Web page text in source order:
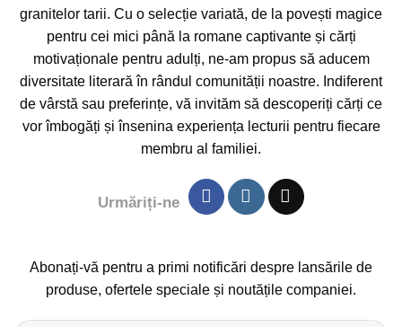
granitelor tarii. Cu o selecție variată, de la povești magice
pentru cei mici până la romane captivante și cărți
motivaționale pentru adulți, ne-am propus să aducem
diversitate literară în rândul comunității noastre. Indiferent
de vârstă sau preferințe, vă invităm să descoperiți cărți ce
vor îmbogăți și însenina experiența lecturii pentru fiecare
membru al familiei.
Urmăriți-ne
Abonați-vă pentru a primi notificări despre lansările de
produse, ofertele speciale și noutățile companiei.